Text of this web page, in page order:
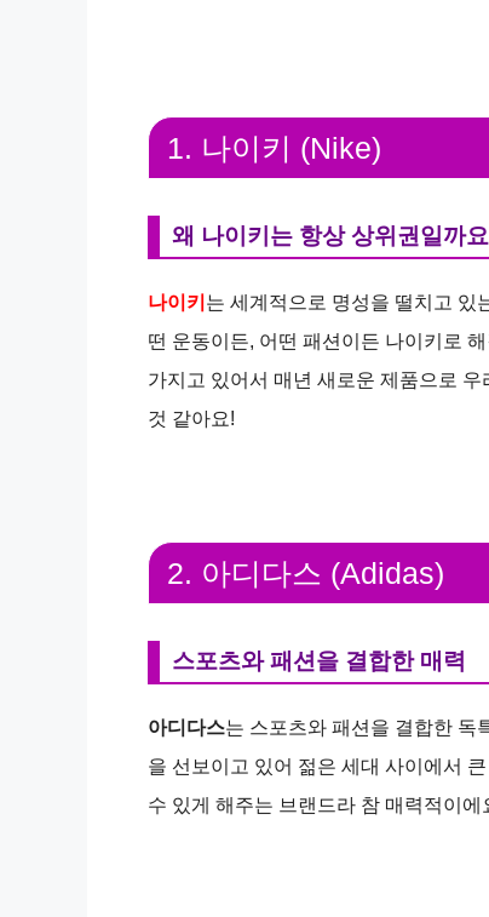
1. 나이키 (Nike)
왜 나이키는 항상 상위권일까
나이키 는 세계적으로 명성을 떨치고 있
떤 운동이든, 어떤 패션이든 나이키로
가지고 있어서 매년 새로운 제품으로
것 같아요!
2. 아디다스 (Adidas)
스포츠와 패션을 결합한 매력
아디다스는 스포츠와 패션을 결합한 독
을 선보이고 있어 젊은 세대 사이에서
수 있게 해주는 브랜드라 참 매력적이에